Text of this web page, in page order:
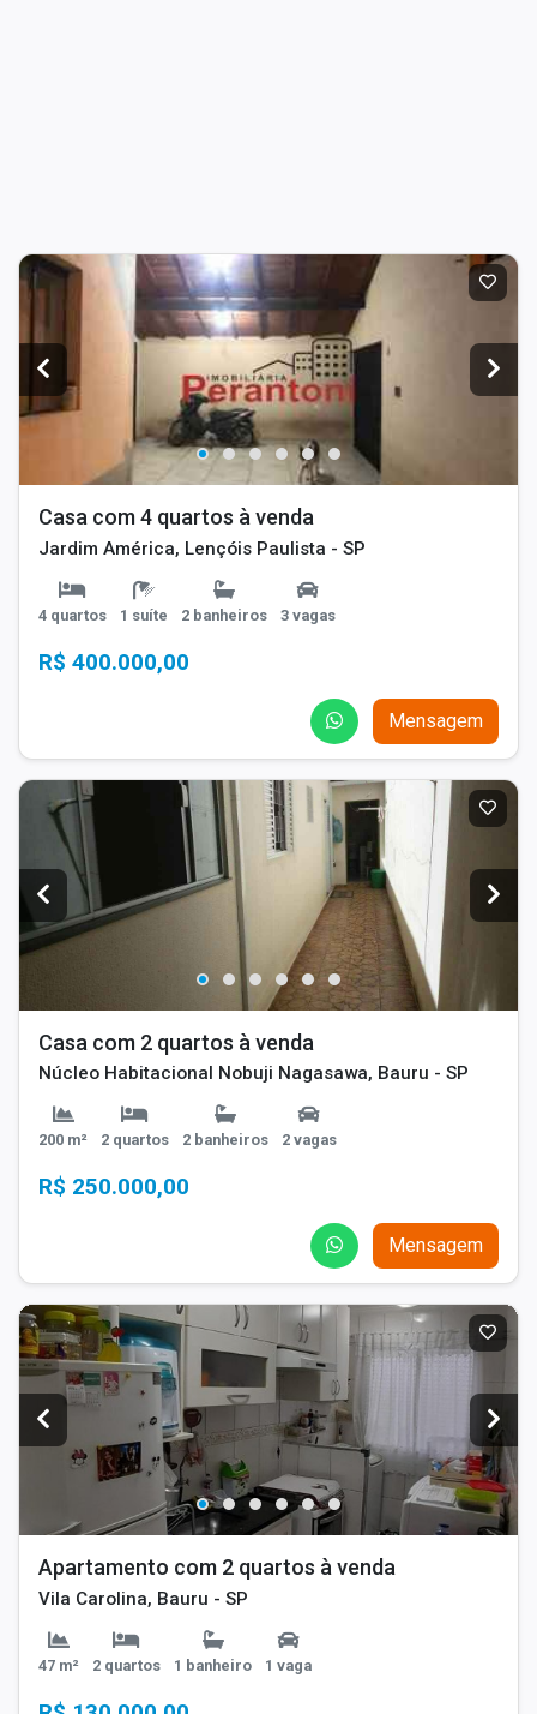
Casa com 4 quartos à venda
Jardim América, Lençóis Paulista - SP
4 quartos 1 suíte 2 banheiros 3 vagas
R$ 400.000,00
Mensagem
Casa com 2 quartos à venda
Núcleo Habitacional Nobuji Nagasawa, Bauru - SP
200 m² 2 quartos 2 banheiros 2 vagas
R$ 250.000,00
Mensagem
Apartamento com 2 quartos à venda
Vila Carolina, Bauru - SP
47 m² 2 quartos 1 banheiro 1 vaga